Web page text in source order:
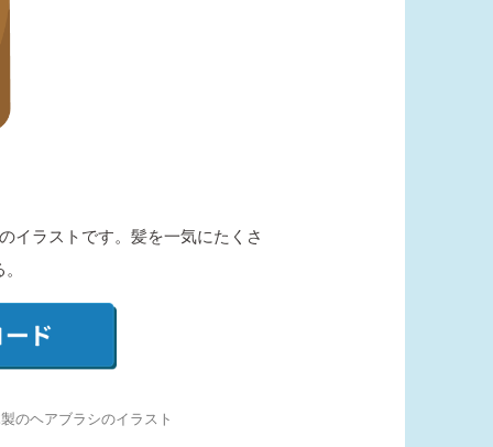
イラストです。髪を一気にたくさ
のヘアブラシのイラスト